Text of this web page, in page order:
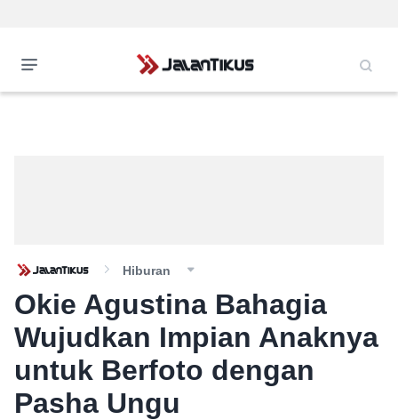
Hiburan
Okie Agustina Bahagia
Wujudkan Impian Anaknya
untuk Berfoto dengan
Pasha Ungu